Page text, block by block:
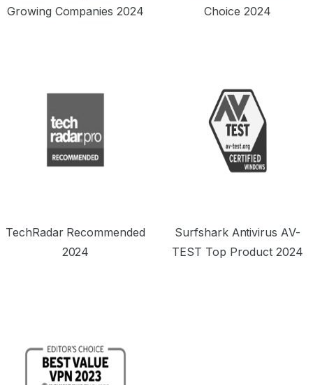
Growing Companies 2024
Choice 2024
TechRadar Recommended
2024
Surfshark Antivirus AV-
TEST Top Product 2024